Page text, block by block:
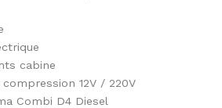
cabine
12V / 220V
Combi D4 Diesel